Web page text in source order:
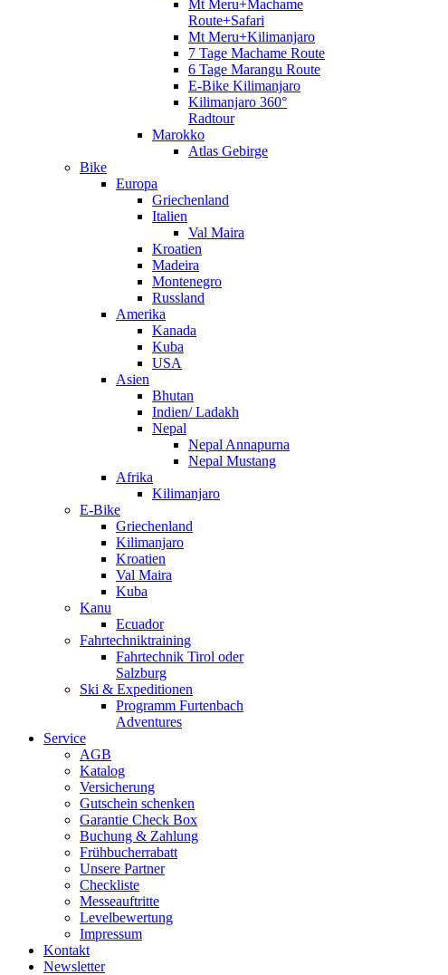
Mt Meru+Machame
Route+Safari
Mt Meru+Kilimanjaro
7 Tage Machame Route
6 Tage Marangu Route
E-Bike Kilimanjaro
Kilimanjaro 360°
Radtour
Marokko
Atlas Gebirge
Bike
Europa
Griechenland
Italien
Val Maira
Kroatien
Madeira
Montenegro
Russland
Amerika
Kanada
Kuba
USA
Asien
Bhutan
Indien/ Ladakh
Nepal
Nepal Annapurna
Nepal Mustang
Afrika
Kilimanjaro
E-Bike
Griechenland
Kilimanjaro
Kroatien
Val Maira
Kuba
Kanu
Ecuador
Fahrtechniktraining
Fahrtechnik Tirol oder
Salzburg
Ski & Expeditionen
Programm Furtenbach
Adventures
Service
AGB
Katalog
Versicherung
Gutschein schenken
Garantie Check Box
Buchung & Zahlung
Frühbucherrabatt
Unsere Partner
Checkliste
Messeauftritte
Levelbewertung
Impressum
Kontakt
Newsletter